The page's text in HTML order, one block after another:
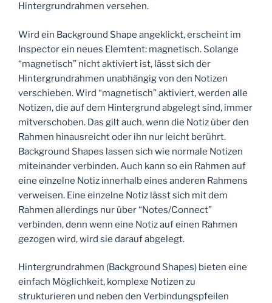
Hintergrundrahmen versehen.
Wird ein Background Shape angeklickt, erscheint im
Inspector ein neues Elemtent: magnetisch. Solange
“magnetisch” nicht aktiviert ist, lässt sich der
Hintergrundrahmen unabhängig von den Notizen
verschieben. Wird “magnetisch” aktiviert, werden alle
Notizen, die auf dem Hintergrund abgelegt sind, immer
mitverschoben. Das gilt auch, wenn die Notiz über den
Rahmen hinausreicht oder ihn nur leicht berührt.
Background Shapes lassen sich wie normale Notizen
miteinander verbinden. Auch kann so ein Rahmen auf
eine einzelne Notiz innerhalb eines anderen Rahmens
verweisen. Eine einzelne Notiz lässt sich mit dem
Rahmen allerdings nur über “Notes/Connect”
verbinden, denn wenn eine Notiz auf einen Rahmen
gezogen wird, wird sie darauf abgelegt.
Hintergrundrahmen (Background Shapes) bieten eine
einfach Möglichkeit, komplexe Notizen zu
strukturieren und neben den Verbindungspfeilen